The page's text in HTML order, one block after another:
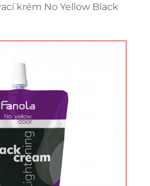
krém No Yellow Black